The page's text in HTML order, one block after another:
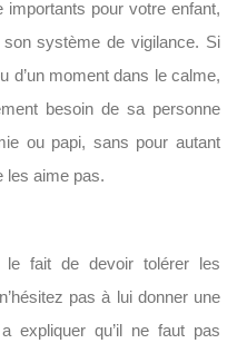
pour votre enfant,
système de vigilance. Si
d’un moment dans le calme,
besoin de sa personne
ou papi, sans pour autant
les aime pas.
le fait de devoir tolérer les
pas à lui donner une
expliquer qu’il ne faut pas